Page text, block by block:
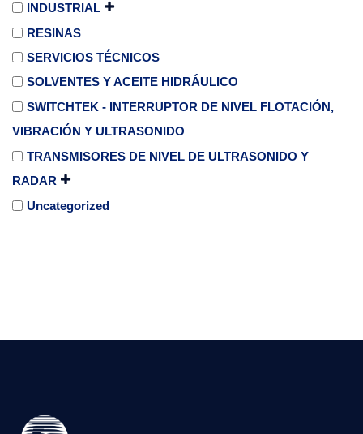
INDUSTRIAL
RESINAS
SERVICIOS TÉCNICOS
SOLVENTES Y ACEITE HIDRÁULICO
SWITCHTEK - INTERRUPTOR DE NIVEL FLOTACIÓN,
VIBRACIÓN Y ULTRASONIDO
TRANSMISORES DE NIVEL DE ULTRASONIDO Y
RADAR
Uncategorized